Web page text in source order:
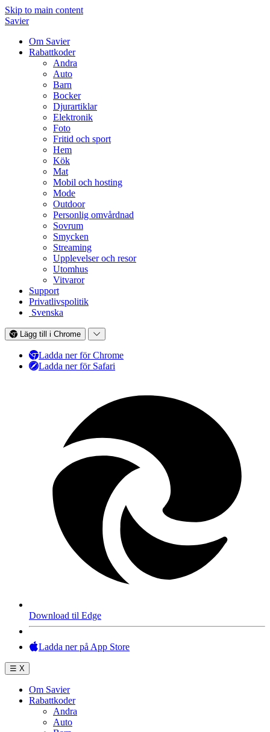
Skip to main content
Savier
Om Savier
Rabattkoder
Andra
Auto
Barn
Bocker
Djurartiklar
Elektronik
Foto
Fritid och sport
Hem
Kök
Mat
Mobil och hosting
Mode
Outdoor
Personlig omvårdnad
Sovrum
Smycken
Streaming
Upplevelser och resor
Utomhus
Vitvaror
Support
Privatlivspolitik
Svenska
Lägg till i Chrome
Ladda ner för Chrome
Ladda ner för Safari
Download til Edge
Ladda ner på App Store
☰ X
Om Savier
Rabattkoder
Andra
Auto